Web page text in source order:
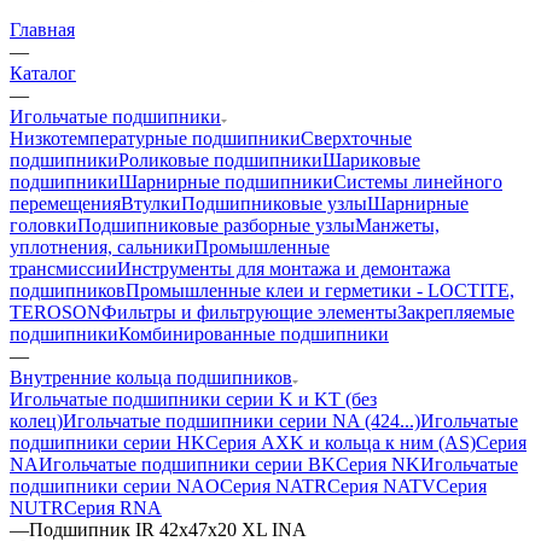
Главная
—
Каталог
—
Игольчатые подшипники
Низкотемпературные подшипникиСверхточные
подшипникиРоликовые подшипникиШариковые
подшипникиШарнирные подшипникиСистемы линейного
перемещенияВтулкиПодшипниковые узлыШарнирные
головкиПодшипниковые разборные узлыМанжеты,
уплотнения, сальникиПромышленные
трансмиссииИнструменты для монтажа и демонтажа
подшипниковПромышленные клеи и герметики - LOCTITE,
TEROSONФильтры и фильтрующие элементыЗакрепляемые
подшипникиКомбинированные подшипники
—
Внутренние кольца подшипников
Игольчатые подшипники серии K и KT (без
колец)Игольчатые подшипники серии NA (424...)Игольчатые
подшипники серии HKСерия AXK и кольца к ним (AS)Серия
NAИгольчатые подшипники серии BKСерия NKИгольчатые
подшипники серии NAOСерия NATRСерия NATVСерия
NUTRСерия RNA
—Подшипник IR 42x47x20 XL INA